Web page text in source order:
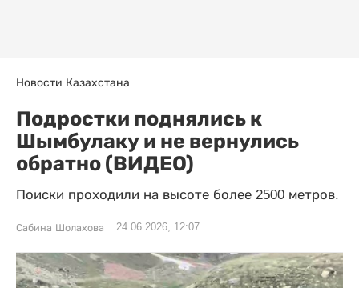
Новости Казахстана
Подростки поднялись к
Шымбулаку и не вернулись
обратно (ВИДЕО)
Поиски проходили на высоте более 2500 метров.
Сабина Шолахова 24.06.2026, 12:07